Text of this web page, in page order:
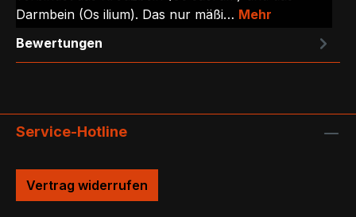
Darmbein (Os ilium). Das nur mäßi… Mehr
Bewertungen
Service-Hotline
Vertrag widerrufen